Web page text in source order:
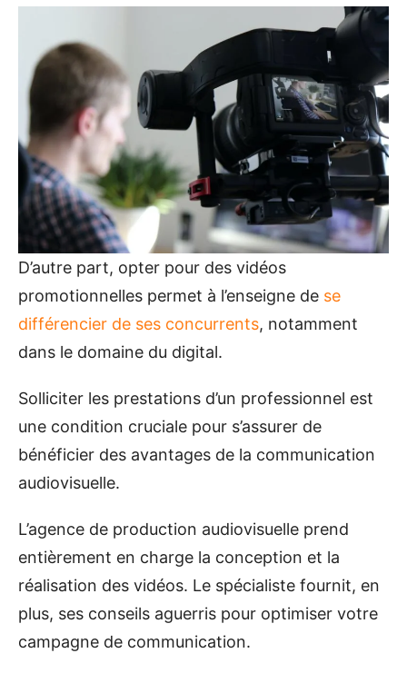
D’autre part, opter pour des vidéos
promotionnelles permet à l’enseigne de se
différencier de ses concurrents, notamment
dans le domaine du digital.
Solliciter les prestations d’un professionnel est
une condition cruciale pour s’assurer de
bénéficier des avantages de la communication
audiovisuelle.
L’agence de production audiovisuelle prend
entièrement en charge la conception et la
réalisation des vidéos. Le spécialiste fournit, en
plus, ses conseils aguerris pour optimiser votre
campagne de communication.